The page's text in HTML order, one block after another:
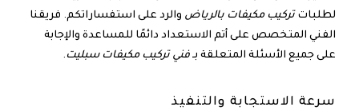
لطلباتتركيب مكيفات بالرياض والرد على استفساراتكم. فريقنا
الفني المتخصص على أتم الاستعداد دائمًا للمساعدة والإجابة
على جميع الأسئلة المتعلقة بـفني تركيب مكيفات سبليت .
سرعة الاستجابة والتنفيذ